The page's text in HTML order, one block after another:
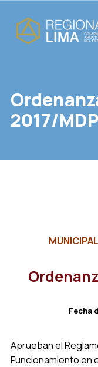
2017/
Fecha
Aprueban el
Funcionamiento en